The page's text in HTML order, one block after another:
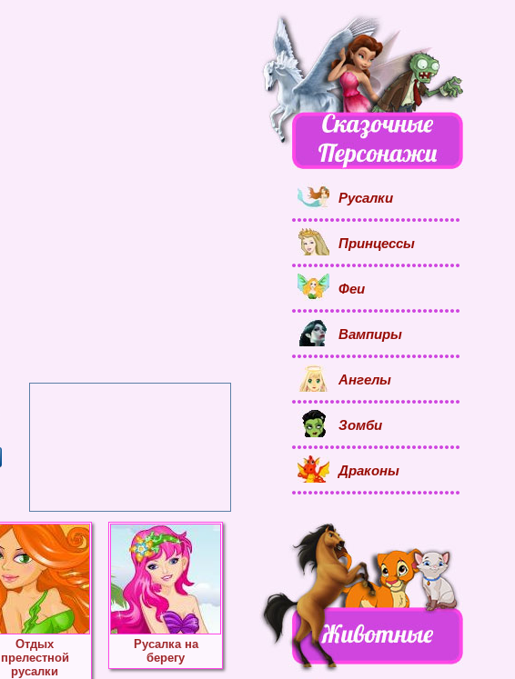
Отдых
прелестной
русалки
Русалка на
берегу
Русалки
Принцессы
Феи
Вампиры
Ангелы
Зомби
Драконы